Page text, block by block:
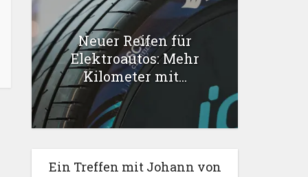
Neuer Reifen für
Elektroautos: Mehr
Kilometer mit...
Ein Treffen mit Johann von